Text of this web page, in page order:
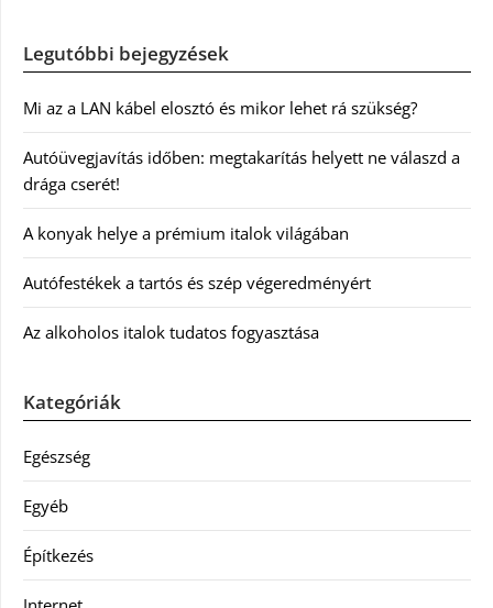
Legutóbbi bejegyzések
Mi az a LAN kábel elosztó és mikor lehet rá szükség?
Autóüvegjavítás időben: megtakarítás helyett ne válaszd a
drága cserét!
A konyak helye a prémium italok világában
Autófestékek a tartós és szép végeredményért
Az alkoholos italok tudatos fogyasztása
Kategóriák
Egészség
Egyéb
Építkezés